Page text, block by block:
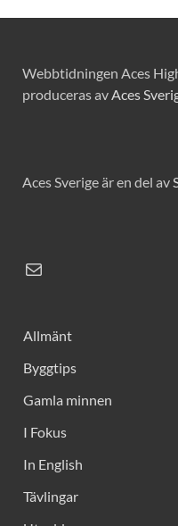
Webbtidningen Aces
produceras avAces
Aces Sverige är en del av
Allmänt
Byggtips
Gamla minnen
I Fokus
In English
Tävlingar